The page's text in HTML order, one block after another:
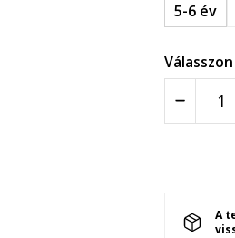
5-6 év
A